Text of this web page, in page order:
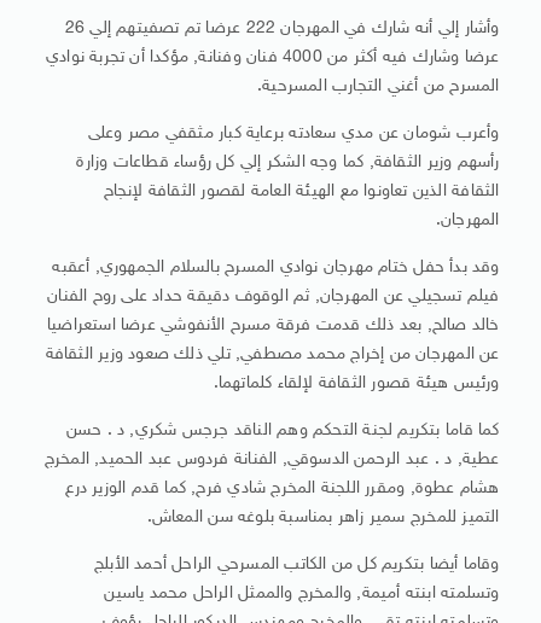
وأشار إلي أنه شارك في المهرجان 222 عرضا تم تصفيتهم إلي 26
عرضا وشارك فيه أكثر من 4000 فنان وفنانة, مؤكدا أن تجربة نوادي
المسرح من أغني التجارب المسرحية.
وأعرب شومان عن مدي سعادته برعاية كبار مثقفي مصر وعلى
رأسهم وزير الثقافة, كما وجه الشكر إلي كل رؤساء قطاعات وزارة
الثقافة الذين تعاونوا مع الهيئة العامة لقصور الثقافة لإنجاح
المهرجان.
وقد بدأ حفل ختام مهرجان نوادي المسرح بالسلام الجمهوري, أعقبه
فيلم تسجيلي عن المهرجان, ثم الوقوف دقيقة حداد على روح الفنان
خالد صالح, بعد ذلك قدمت فرقة مسرح الأنفوشي عرضا استعراضيا
عن المهرجان من إخراج محمد مصطفي, تلي ذلك صعود وزير الثقافة
ورئيس هيئة قصور الثقافة لإلقاء كلماتهما.
كما قاما بتكريم لجنة التحكم وهم الناقد جرجس شكري, د . حسن
عطية, د . عبد الرحمن الدسوقي, الفنانة فردوس عبد الحميد, المخرج
هشام عطوة, ومقرر اللجنة المخرج شادي فرح, كما قدم الوزير درع
التميز للمخرج سمير زاهر بمناسبة بلوغه سن المعاش.
وقاما أيضا بتكريم كل من الكاتب المسرحي الراحل أحمد الأبلج
وتسلمته ابنته أميمة, والمخرج والممثل الراحل محمد ياسين